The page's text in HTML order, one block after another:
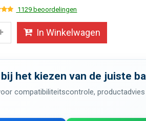
1129 beoordelingen
In Winkelwagen
het kiezen van de juiste
compatibiliteitscontrole, productadvies